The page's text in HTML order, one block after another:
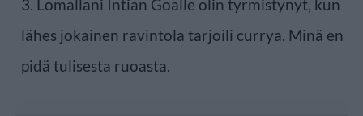
3. Lomallani Intian Goalle olin tyrmistynyt, kun
lähes jokainen ravintola tarjoili currya. Minä en
pidä tulisesta ruoasta.